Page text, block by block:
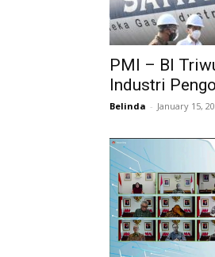
PMI – BI
Industri
Belinda - January 15,